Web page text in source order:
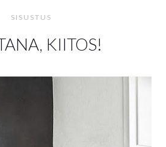
SISUSTUS
KIITOS!